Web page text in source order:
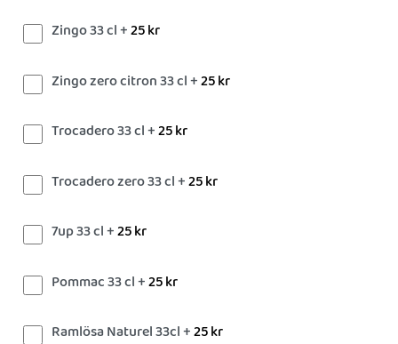
Zingo 33 cl +25kr
Zingo zero citron 33 cl +25kr
Trocadero 33 cl +25kr
Trocadero zero 33 cl +25kr
7up 33 cl +25kr
Pommac 33 cl +25kr
Ramlösa Naturel 33cl +25kr